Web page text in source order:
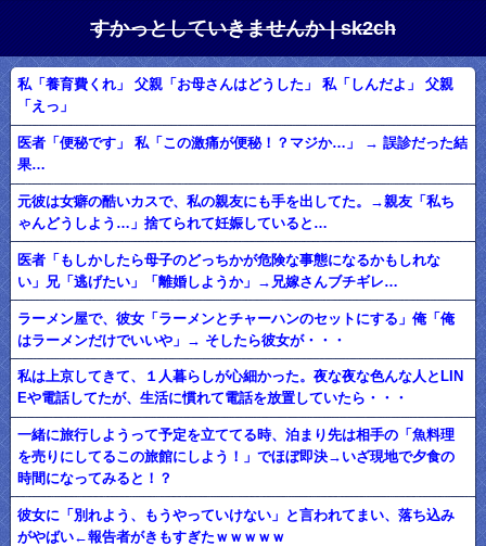
すかっとしていきませんか | sk2ch
私「養育費くれ」 父親「お母さんはどうした」 私「しんだよ」 父親
「えっ」
医者「便秘です」 私「この激痛が便秘！？マジか…」 → 誤診だった結
果…
元彼は女癖の酷いカスで、私の親友にも手を出してた。→親友「私ち
ゃんどうしよう…」捨てられて妊娠していると…
医者「もしかしたら母子のどっちかが危険な事態になるかもしれな
い」兄「逃げたい」「離婚しようか」→兄嫁さんブチギレ…
ラーメン屋で、彼女「ラーメンとチャーハンのセットにする」俺「俺
はラーメンだけでいいや」→ そしたら彼女が・・・
私は上京してきて、１人暮らしが心細かった。夜な夜な色んな人とLIN
Eや電話してたが、生活に慣れて電話を放置していたら・・・
一緒に旅行しようって予定を立ててる時、泊まり先は相手の「魚料理
を売りにしてるこの旅館にしよう！」でほぼ即決→いざ現地で夕食の
時間になってみると！？
彼女に「別れよう、もうやっていけない」と言われてまい、落ち込み
がやばい←報告者がきもすぎたｗｗｗｗｗ